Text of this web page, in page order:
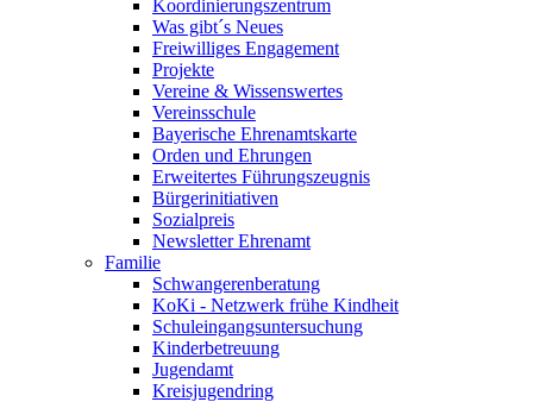
Koordinierungszentrum
Was gibt´s Neues
Freiwilliges Engagement
Projekte
Vereine & Wissenswertes
Vereinsschule
Bayerische Ehrenamtskarte
Orden und Ehrungen
Erweitertes Führungszeugnis
Bürgerinitiativen
Sozialpreis
Newsletter Ehrenamt
Familie
Schwangerenberatung
KoKi - Netzwerk frühe Kindheit
Schuleingangsuntersuchung
Kinderbetreuung
Jugendamt
Kreisjugendring